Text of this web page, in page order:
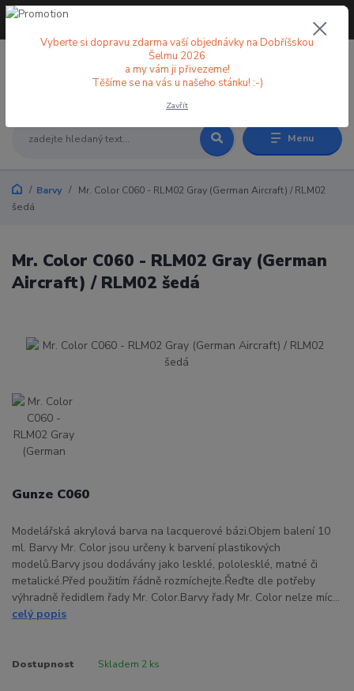
Menu
+420 773 998 582
Barvy
Mr. Color C060 - RLM02 Gray (German Aircraft) / RLM02
šedá
Mr. Color C060 - RLM02 Gray (German
Aircraft) / RLM02 šedá
Gunze C060
Modelářská akrylová barva na lacquerové bázi.Objem balení 10
ml. Barvy Mr. Color jsou určeny k barvení plastikových
modelů.Barvy jsou dodávány jako lesklé, pololesklé, matné či
metalické.Před použitím řádně rozmíchejte.Řeďte dle potřeby
výhradně ředidlem řady Mr. Color.Barvy řady Mr. Color nelze míc...
celý popis
Dostupnost Skladem 2 ks
Vyberte si dopravu zdarma vaší objednávky na Dobříšskou
Šelmu 2026
a my vám ji přivezeme!
Těšíme se na vás u našeho stánku! :-)
Zavřít